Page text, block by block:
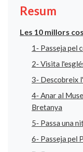
Resum
Les 10 millors
1- Passeja pel
2- Visita
3- Descobreix
4- Anar al
Bretanya
5- Passa una
6- Passeja pel